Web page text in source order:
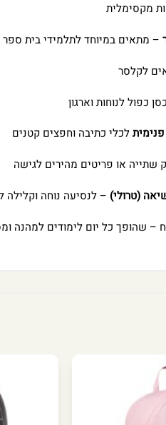
מקסימלית
– מתאים במיוחד לתלמידי בית ספר
לקלסר
כפול לנוחות וארגון
לכלי כתיבה וחפצים קטנים
שתייה או פריטים מהירים לגישה
(טרולי) – לנסיעה נוחה וקלילה
– שהופך כל יום לימודים למהנה